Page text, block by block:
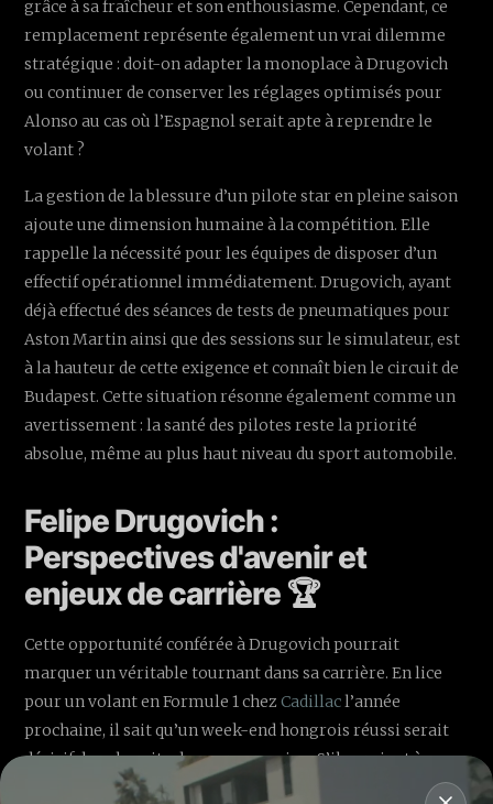
grâce à sa fraîcheur et son enthousiasme. Cependant, ce
remplacement représente également un vrai dilemme
stratégique : doit-on adapter la monoplace à Drugovich
ou continuer de conserver les réglages optimisés pour
Alonso au cas où l’Espagnol serait apte à reprendre le
volant ?
La gestion de la blessure d’un pilote star en pleine saison
ajoute une dimension humaine à la compétition. Elle
rappelle la nécessité pour les équipes de disposer d’un
effectif opérationnel immédiatement. Drugovich, ayant
déjà effectué des séances de tests de pneumatiques pour
Aston Martin ainsi que des sessions sur le simulateur, est
à la hauteur de cette exigence et connaît bien le circuit de
Budapest. Cette situation résonne également comme un
avertissement : la santé des pilotes reste la priorité
absolue, même au plus haut niveau du sport automobile.
Felipe Drugovich :
Perspectives d'avenir et
enjeux de carrière 🏆
Cette opportunité conférée à Drugovich pourrait
marquer un véritable tournant dans sa carrière. En lice
pour un volant en Formule 1 chezCadillacl’année
prochaine, il sait qu’un week-end hongrois réussi serait
décisif dans la suite de sa progression. S’il parvient à
convaincre ingénieurs et décideurs lors de son éventuel